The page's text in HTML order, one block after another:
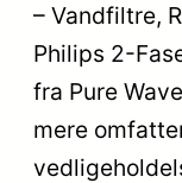
– Vandfiltre,
Philips 2-
fra Pure
mere